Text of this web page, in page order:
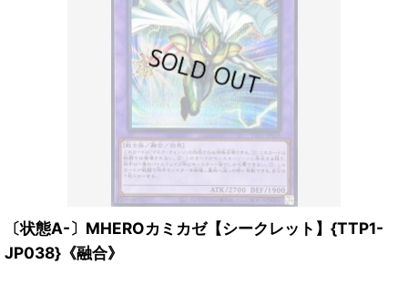
〔状態A-〕MHEROカミカゼ【シークレット】{TTP1-
JP038}《融合》